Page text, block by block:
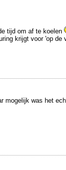
tijd om af te koelen
krijgt voor 'op de
mogelijk was het